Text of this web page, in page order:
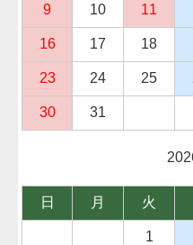
9 10 11
16 17 18
23 24 25
30 31
日 月 火
1